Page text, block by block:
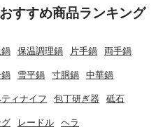
すすめ商品ランキング
保温調理鍋 片手鍋 両手鍋
雪平鍋 寸胴鍋 中華鍋
ィナイフ 包丁研ぎ器 砥石
グ レードル ヘラ